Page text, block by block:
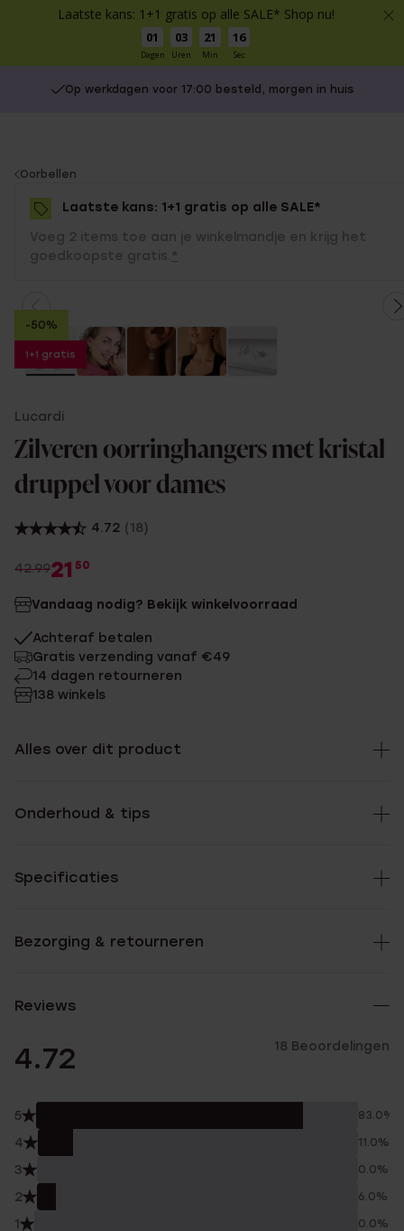
Laatste kans: 1+1 gratis op alle SALE* Shop nu!
01
Dagen
03
Uren
21
Min
16
Sec
Op werkdagen voor 17:00 besteld, morgen in huis
You
are
here:
Oorbellen
Laatste kans: 1+1 gratis op alle SALE*
Voeg 2 items toe aan je winkelmandje en krijg het
goedkoopste gratis. *
-50%
1+1 gratis
Lucardi
Zilveren oorringhangers met kristal
druppel voor dames
4.72 (18)
42.9921 50
Vandaag nodig? Bekijk winkelvoorraad
Achteraf betalen
Gratis verzending vanaf €49
14 dagen retourneren
138 winkels
Alles over dit product
Onderhoud & tips
Specificaties
Bezorging & retourneren
Reviews
4.72 18 Beoordelingen
5 83.0%
4 11.0%
3 0.0%
2 6.0%
1 0.0%